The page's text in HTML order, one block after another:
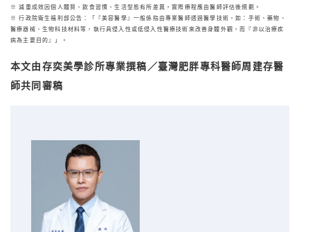
※ 減重成效因個人體質、飲食習慣、生活型態有所差異，實際療程應由醫師評估後規劃。
※ 行政院衛生福利部公告：「『美容醫學』一般係指由專業醫師透過醫學技術，如：手術、藥物、
醫療器械、生物科技材料等，執行具侵入性或低侵入性醫療技術來改善身體外觀，而『非以治療疾
病為主要目的』」。
本文由存奕美學診所專業撰稿／臺灣肥胖專科醫師周建存醫
師共同審稿